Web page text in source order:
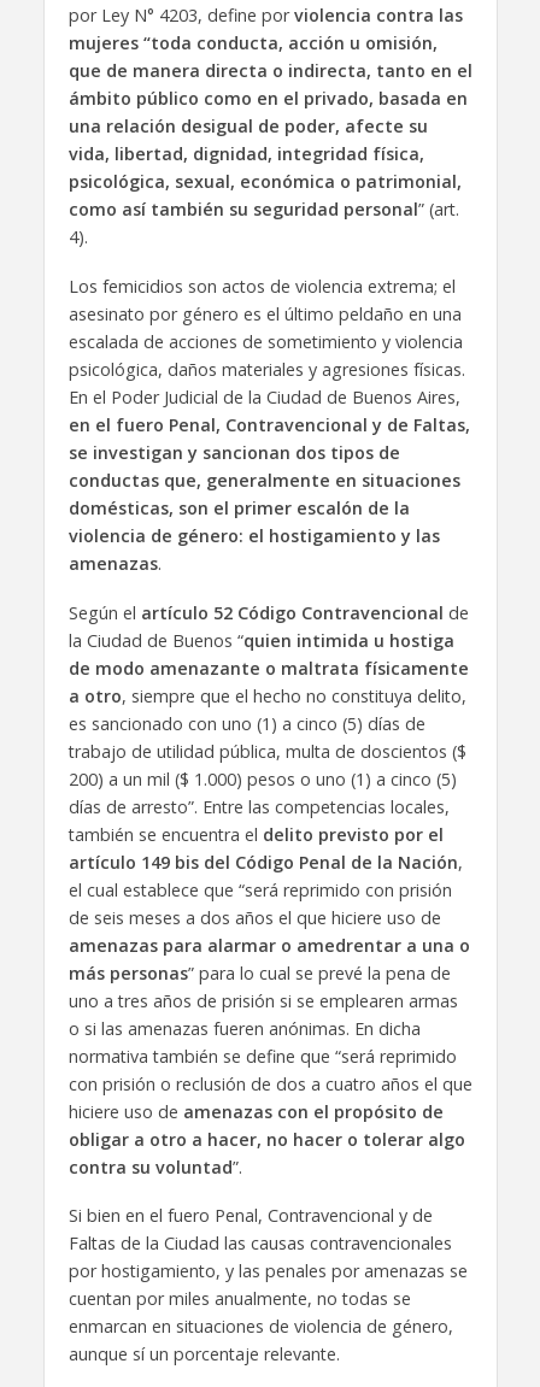
por Ley N° 4203, define porviolencia contra las
mujeres “toda conducta, acción u omisión,
que de manera directa o indirecta, tanto en el
ámbito público como en el privado, basada en
una relación desigual de poder, afecte su
vida, libertad, dignidad, integridad física,
psicológica, sexual, económica o patrimonial,
como así también su seguridad personal” (art.
4).
Los femicidios son actos de violencia extrema; el
asesinato por género es el último peldaño en una
escalada de acciones de sometimiento y violencia
psicológica, daños materiales y agresiones físicas.
En el Poder Judicial de la Ciudad de Buenos Aires,
en el fuero Penal, Contravencional y de Faltas,
se investigan y sancionan dos tipos de
conductas que, generalmente en situaciones
domésticas, son el primer escalón de la
violencia de género: el hostigamiento y las
amenazas.
Según el artículo 52 Código Contravencional de
la Ciudad de Buenos “quien intimida u hostiga
de modo amenazante o maltrata físicamente
a otro, siempre que el hecho no constituya delito,
es sancionado con uno (1) a cinco (5) días de
trabajo de utilidad pública, multa de doscientos ($
200) a un mil ($ 1.000) pesos o uno (1) a cinco (5)
días de arresto”. Entre las competencias locales,
también se encuentra el delito previsto por el
artículo 149 bis del Código Penal de la Nación,
el cual establece que “será reprimido con prisión
de seis meses a dos años el que hiciere uso de
amenazas para alarmar o amedrentar a una o
más personas” para lo cual se prevé la pena de
uno a tres años de prisión si se emplearen armas
o si las amenazas fueren anónimas. En dicha
normativa también se define que “será reprimido
con prisión o reclusión de dos a cuatro años el que
hiciere uso de amenazas con el propósito de
obligar a otro a hacer, no hacer o tolerar algo
contra su voluntad”.
Si bien en el fuero Penal, Contravencional y de
Faltas de la Ciudad las causas contravencionales
por hostigamiento, y las penales por amenazas se
cuentan por miles anualmente, no todas se
enmarcan en situaciones de violencia de género,
aunque sí un porcentaje relevante.